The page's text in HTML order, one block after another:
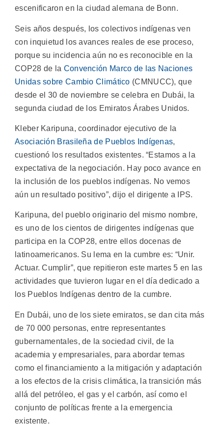
escenificaron en la ciudad alemana de Bonn.
Seis años después, los colectivos indígenas ven
con inquietud los avances reales de ese proceso,
porque su incidencia aún no es reconocible en la
COP28 de la Convención Marco de las Naciones
Unidas sobre Cambio Climático (CMNUCC), que
desde el 30 de noviembre se celebra en Dubái, la
segunda ciudad de los Emiratos Árabes Unidos.
Kleber Karipuna, coordinador ejecutivo de la
Asociación Brasileña de Pueblos Indígenas,
cuestionó los resultados existentes. “Estamos a la
expectativa de la negociación. Hay poco avance en
la inclusión de los pueblos indígenas. No vemos
aún un resultado positivo”, dijo el dirigente a IPS.
Karipuna, del pueblo originario del mismo nombre,
es uno de los cientos de dirigentes indígenas que
participa en la COP28, entre ellos docenas de
latinoamericanos. Su lema en la cumbre es: “Unir.
Actuar. Cumplir”, que repitieron este martes 5 en las
actividades que tuvieron lugar en el día dedicado a
los Pueblos Indígenas dentro de la cumbre.
En Dubái, uno de los siete emiratos, se dan cita más
de 70 000 personas, entre representantes
gubernamentales, de la sociedad civil, de la
academia y empresariales, para abordar temas
como el financiamiento a la mitigación y adaptación
a los efectos de la crisis climática, la transición más
allá del petróleo, el gas y el carbón, así como el
conjunto de políticas frente a la emergencia
existente.